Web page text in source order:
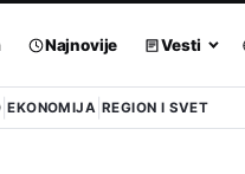
Najnovije Vesti
EKONOMIJA REGION I SVET